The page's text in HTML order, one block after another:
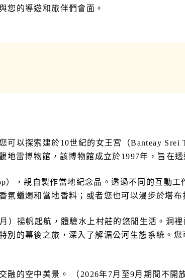
您的導遊和旅伴們會面。
以探索建於10世紀的女王宮（Banteay Srei
雷博物館，該博物館成立於1997年，旨在
，親自製作當地紀念品。透過不同的互動
蠟燭和當地香料；或者您也可以漫步於塔
）揚帆起航，體驗水上村莊的悠閒生活。洞
的幕後之旅，深入了解湄公河生態系統。
的空中美景。 （2026年7月至9月期間不開